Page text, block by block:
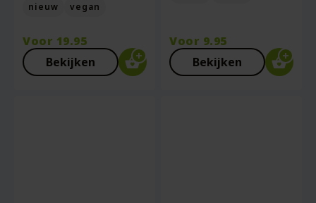
nieuw vegan
Voor 19.95
Bekijken
Voor 9.95
Bekijken